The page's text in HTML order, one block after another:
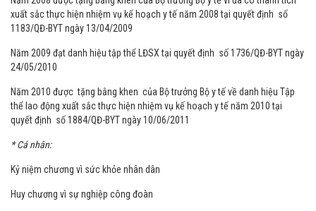
30/06/2009
Năm 2008 được tặng bằng khen của Bộ trưởng Bộ y tế vì đã có thành tích
xuất sắc thực hiện nhiệm vụ kế hoạch y tế năm 2008 tại quyết định số
1183/QĐ-BYT ngày 13/04/2009
Năm 2009 đạt danh hiệu tập thể LĐSX tại quyết định số 1736/QĐ-BYT ngày
24/05/2010
Năm 2010 được tặng bằng khen của Bộ trưởng Bộ y tế về danh hiệu Tập
thể lao động xuất sắc thực hiện nhiệm vụ kế hoạch y tế năm 2010 tại
* Cá nhân:
Kỷ niệm chương vì sức khỏe nhân dân